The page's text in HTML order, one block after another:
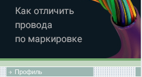
Профиль